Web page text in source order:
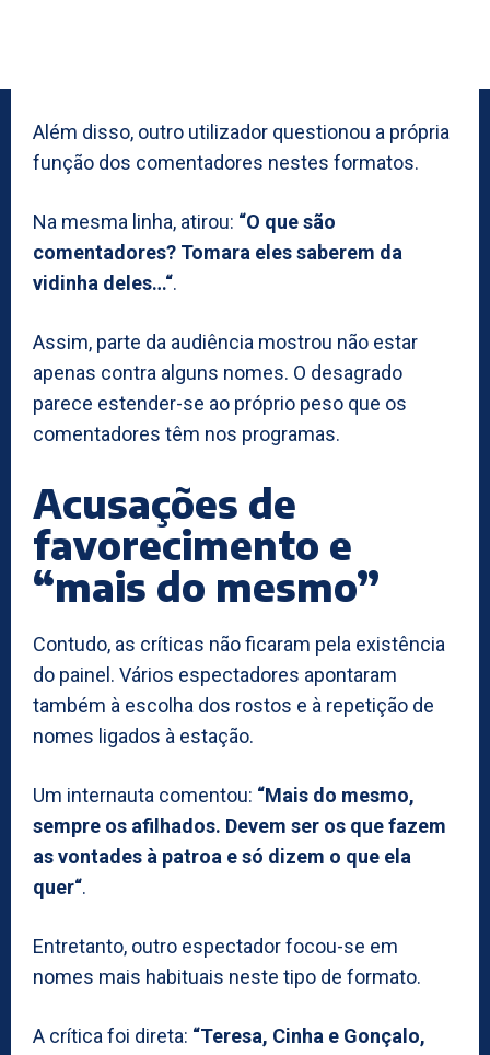
Além disso, outro utilizador questionou a própria
função dos comentadores nestes formatos.
Na mesma linha, atirou: “O que são
comentadores? Tomara eles saberem da
vidinha deles…“.
Assim, parte da audiência mostrou não estar
apenas contra alguns nomes. O desagrado
parece estender-se ao próprio peso que os
comentadores têm nos programas.
Acusações de
favorecimento e
“mais do mesmo”
Contudo, as críticas não ficaram pela existência
do painel. Vários espectadores apontaram
também à escolha dos rostos e à repetição de
nomes ligados à estação.
Um internauta comentou: “Mais do mesmo,
sempre os afilhados. Devem ser os que fazem
as vontades à patroa e só dizem o que ela
quer“.
Entretanto, outro espectador focou-se em
nomes mais habituais neste tipo de formato.
A crítica foi direta: “Teresa, Cinha e Gonçalo,